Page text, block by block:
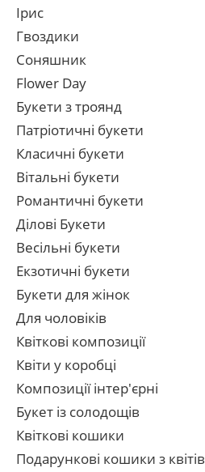
Ірис
Гвоздики
Соняшник
Flower Day
Букети з троянд
Патріотичні букети
Класичні букети
Вітальні букети
Романтичні букети
Ділові Букети
Весільні букети
Екзотичні букети
Букети для жінок
Для чоловіків
Квіткові композиції
Квіти у коробці
Композиції інтер'єрні
Букет із солодощів
Квіткові кошики
Подарункові кошики з квітів